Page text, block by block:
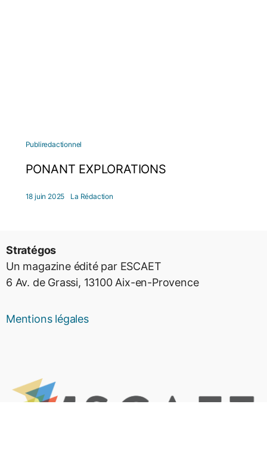
Publiredactionnel
PONANT EXPLORATIONS
18 juin 2025 La Rédaction
Stratégos
Un magazine édité par ESCAET
6 Av. de Grassi, 13100 Aix-en-Provence
Mentions légales